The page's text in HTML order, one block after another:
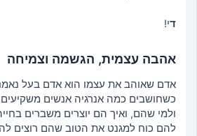
די!
אהבה עצמית, הגשמה וצמיחה
אדם שאוהב את עצמו הוא אדם בעל
כשחושבים כמה אנרגיה אנשים
ולמי שהם, ואיך הם יוצרים משברים
להם כוח למגנט את הטוב שהם רוצים